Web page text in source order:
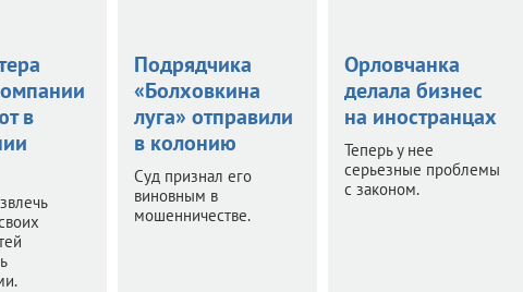
в
Подрядчика
«Болховкина
луга» отправили
в колонию
Суд признал его
виновным в
мошенничестве.
Орловчанка
делала бизнес
на иностранцах
Теперь у нее
серьезные проблемы
с законом.